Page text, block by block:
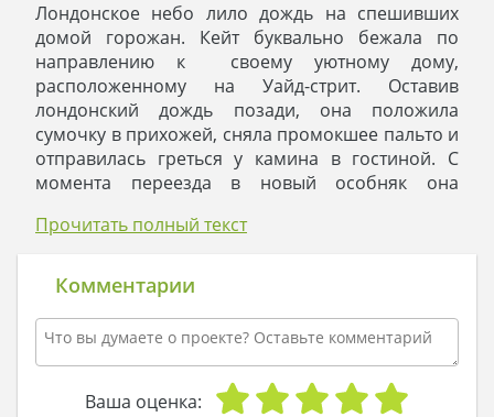
Лондонское небо лило дождь на спешивших
домой горожан. Кейт буквально бежала по
направлению к своему уютному дому,
расположенному на Уайд-стрит. Оставив
лондонский дождь позади, она положила
сумочку в прихожей, сняла промокшее пальто и
отправилась греться у камина в гостиной. С
момента переезда в новый особняк она
в атмосферу благополучия и покоя.
привлек конверт от неизвестного адресата. Она
раскрыла его и принялась читать лист бумаги,
исписанный ровным почерком:
«Здравствуйте, миледи. По воле судьбы я
однажды проезжал мимо вашего дома и
посмотрел в его сторону. Увидев два этажа
Прочитать полный текст
Комментарии
Ваша оценка: